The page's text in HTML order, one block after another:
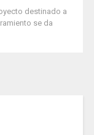
destinado a
se da